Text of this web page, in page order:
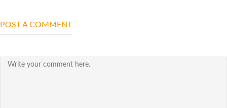
POST A COMMENT